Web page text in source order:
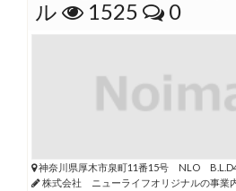
ル
1525 0
神奈川県厚木市泉町11番15号 NLO
株式会社 ニューライフオリジナルの事業